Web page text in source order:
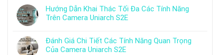
Hướng Dẫn Khai Thác Tối Đa Các Tính Năng
Trên Camera Uniarch S2E
Đánh Giá Chi Tiết Các Tính Năng Quan Trọng
Của Camera Uniarch S2E